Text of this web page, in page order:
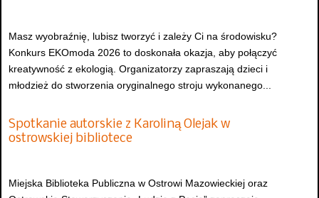
Masz wyobraźnię, lubisz tworzyć i zależy Ci na środowisku?
Konkurs EKOmoda 2026 to doskonała okazja, aby połączyć
kreatywność z ekologią. Organizatorzy zapraszają dzieci i
młodzież do stworzenia oryginalnego stroju wykonanego...
Spotkanie autorskie z Karoliną Olejak w
ostrowskiej bibliotece
Miejska Biblioteka Publiczna w Ostrowi Mazowieckiej oraz